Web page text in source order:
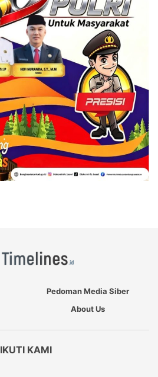
Pedoman Media Siber
About Us
IKUTI KAMI